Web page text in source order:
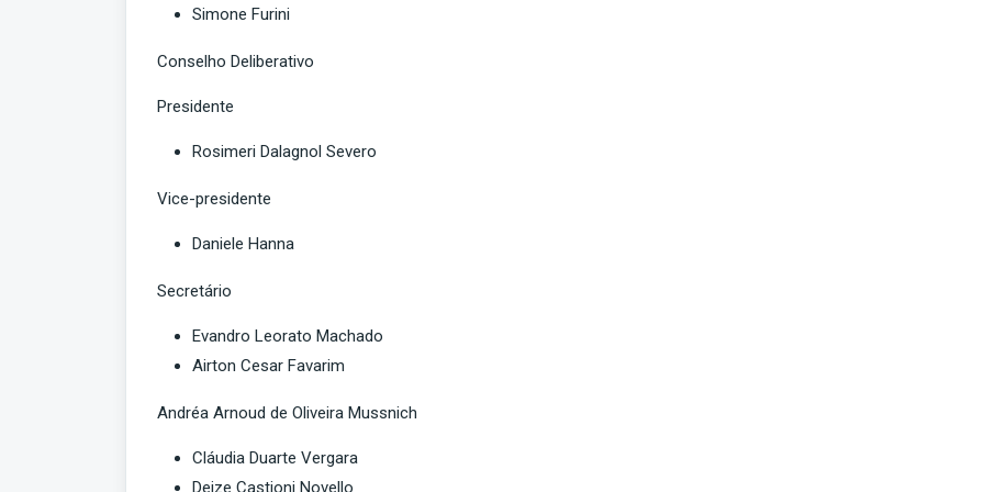
Simone Furini
Conselho Deliberativo
Presidente
Rosimeri Dalagnol Severo
Vice-presidente
Daniele Hanna
Secretário
Evandro Leorato Machado
Airton Cesar Favarim
Andréa Arnoud de Oliveira Mussnich
Cláudia Duarte Vergara
Deize Castioni Novello